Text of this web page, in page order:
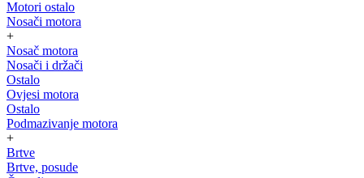
Motori ostalo
Nosači motora
+
Nosač motora
Nosači i držači
Ostalo
Ovjesi motora
Ostalo
Podmazivanje motora
+
Brtve
Brtve, posude